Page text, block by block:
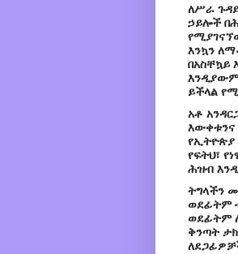
ለሥራ
ኃይሎች
እንኳን
በአስቸኳይ
እንዲያውም
ይችላል
አቶ
እውቀቱንና
የኢትዮጵያ
የፍትህ፣
ሕዝብ
ትግላችን
ወደፊትም
ወደፊትም
ቅንጣት